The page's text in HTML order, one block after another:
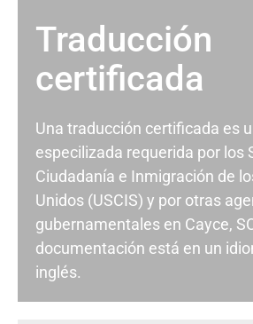
Traducción
certificada
Una traducción certificada es
especilizada requerida por los
Ciudadanía e Inmigración de
Unidos (USCIS) y por otras
gubernamentales en Cayce,
documentación está en un
inglés.